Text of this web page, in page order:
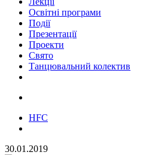
Освітні програми
Події
Презентації
Проекти
Свято
Танцювальний колектив
HFC
30.01.2019